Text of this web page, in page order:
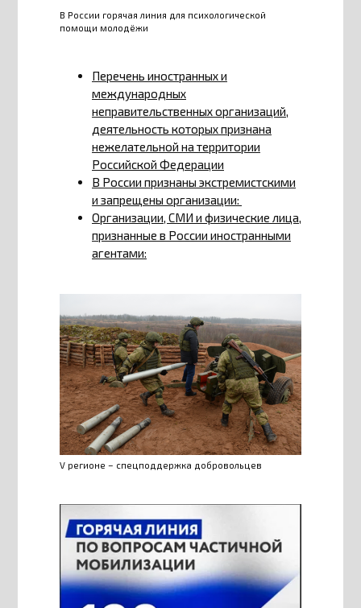
В России горячая линия для психологической
помощи молодёжи
Перечень иностранных и
международных
неправительственных организаций,
деятельность которых признана
нежелательной на территории
Российской Федерации
В России признаны экстремистскими
и запрещены организации:
Организации, СМИ и физические лица,
признанные в России иностранными
агентами:
V регионе – спецподдержка добровольцев